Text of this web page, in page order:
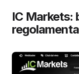
IC Markets: